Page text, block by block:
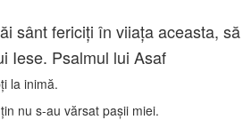
sânt fericiţi în viiaţa aceasta,
Iese. Psalmul lui Asaf
la inimă.
nu s-au vărsat paşii miei.